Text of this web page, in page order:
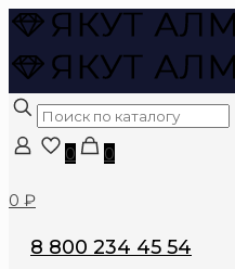
0 0
0 ₽
8 800 234 45 54